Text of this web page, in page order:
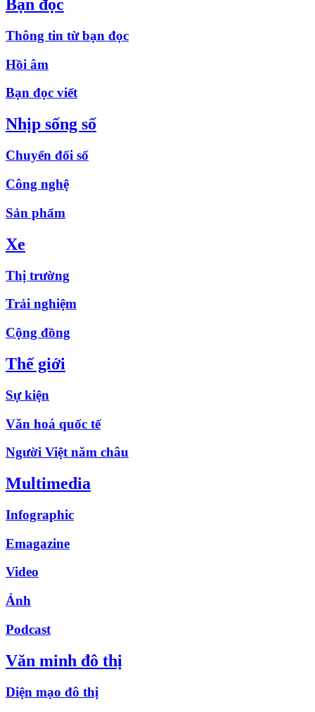
Bạn đọc
Thông tin từ bạn đọc
Hồi âm
Bạn đọc viết
Nhịp sống số
Chuyển đổi số
Công nghệ
Sản phẩm
Xe
Thị trường
Trải nghiệm
Cộng đồng
Thế giới
Sự kiện
Văn hoá quốc tế
Người Việt năm châu
Multimedia
Infographic
Emagazine
Video
Ảnh
Podcast
Văn minh đô thị
Diện mạo đô thị